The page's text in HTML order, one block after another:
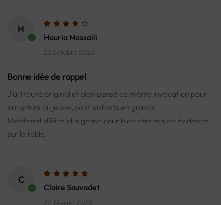
H
Houria Mossaili
23 octobre 2024
Bonne idée de rappel
J’ai trouvé original et bien pensé ce mémo invocation pour
la rupture du jeune, pour enfants en grands
Mériterait d’être plus grand pour bien etre mis en évidence
sur la table.
C
Claire Sauvadet
22 février 2025